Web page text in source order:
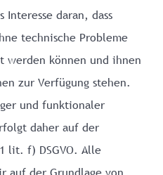
daran, dass
technische Probleme
werden können und ihnen
zur Verfügung stehen.
und funktionaler
daher auf der
lit. f) DSGVO. Alle